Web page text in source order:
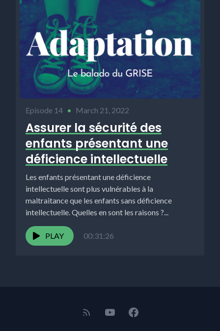
Episode 14 • March 21, 2022
Assurer la sécurité des
enfants présentant une
déficience intellectuelle
Les enfants présentant une déficience
intellectuelle sont plus vulnérables à la
maltraitance que les enfants sans déficience
intellectuelle. Quelles en sont les raisons ?...
PLAY 00:31:26